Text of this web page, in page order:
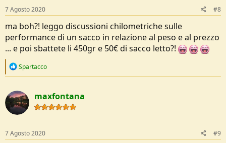
7 Agosto 2020 #8
ma boh?! leggo discussioni chilometriche sulle
performance di un sacco in relazione al peso e al prezzo
... e poi sbattete li 450gr e 50€ di sacco letto?!
R
c
t
i
o
s
:
Spartacco
maxfontana
7 Agosto 2020 #9